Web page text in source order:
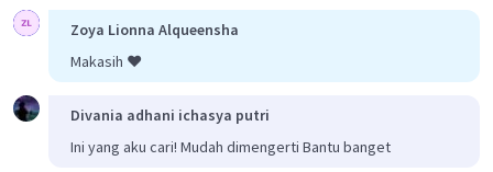
Zoya Lionna Alqueensha
Makasih ❤️
Divania adhani ichasya putri
Ini yang aku cari! Mudah dimengerti Bantu banget